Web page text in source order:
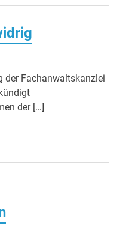
der Fachanwaltskanzlei
der […]